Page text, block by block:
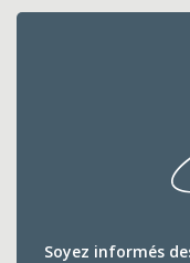
Soyez informés